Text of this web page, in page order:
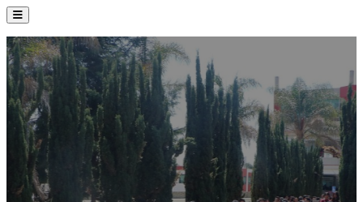
La Institución
Admisión
Oferta Académica
Servicios
Comunidad UATx